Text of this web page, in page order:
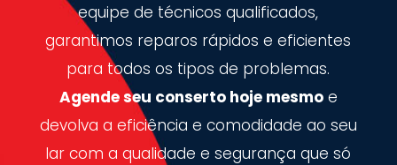
equipe de técnicos qualificados,
garantimos reparos rápidos e eficientes
para todos os tipos de problemas.
Agende seu conserto hoje mesmoe
devolva a eficiência e comodidade ao seu
lar com a qualidade e segurança que só